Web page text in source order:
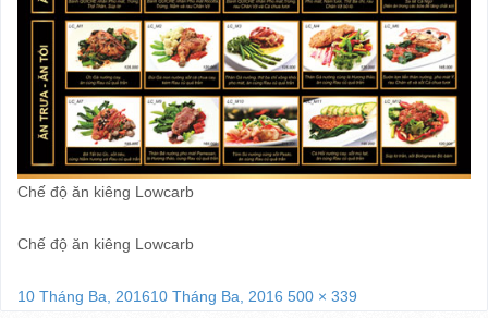
Chế độ ăn kiêng Lowcarb
Chế độ ăn kiêng Lowcarb
Đăng
10 Tháng Ba, 201610 Tháng Ba, 2016 Kích
500 × 339